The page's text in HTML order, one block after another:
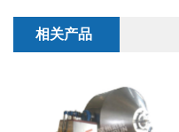
相关产品